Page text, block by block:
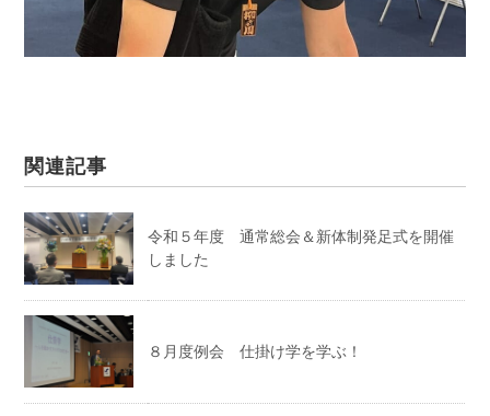
関連記事
令和５年度 通常総会＆新体制発足式を開催
しました
８月度例会 仕掛け学を学ぶ！